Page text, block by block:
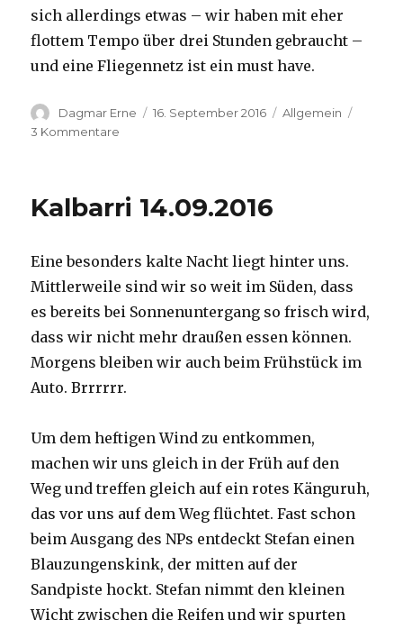
sich allerdings etwas – wir haben mit eher
flottem Tempo über drei Stunden gebraucht –
und eine Fliegennetz ist ein must have.
Autor
Dagmar Erne
Veröffentlicht
16. September 2016 Kategorien
Allgemein
3 Kommentare
Kalbarri 14.09.2016
Eine besonders kalte Nacht liegt hinter uns.
Mittlerweile sind wir so weit im Süden, dass
es bereits bei Sonnenuntergang so frisch wird,
dass wir nicht mehr draußen essen können.
Morgens bleiben wir auch beim Frühstück im
Auto. Brrrrrr.
Um dem heftigen Wind zu entkommen,
machen wir uns gleich in der Früh auf den
Weg und treffen gleich auf ein rotes Känguruh,
das vor uns auf dem Weg flüchtet. Fast schon
beim Ausgang des NPs entdeckt Stefan einen
Blauzungenskink, der mitten auf der
Sandpiste hockt. Stefan nimmt den kleinen
Wicht zwischen die Reifen und wir spurten